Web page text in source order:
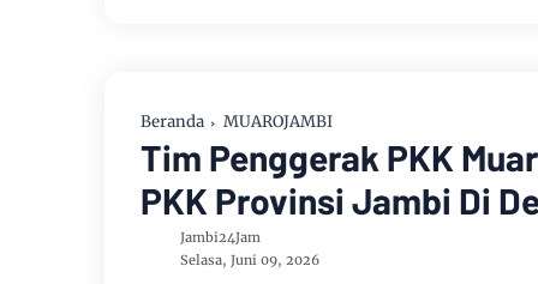
Beranda MUAROJAMBI
Tim Penggerak PKK
PKK Provinsi Jambi Di
Jambi24Jam
Selasa, Juni 09, 2026